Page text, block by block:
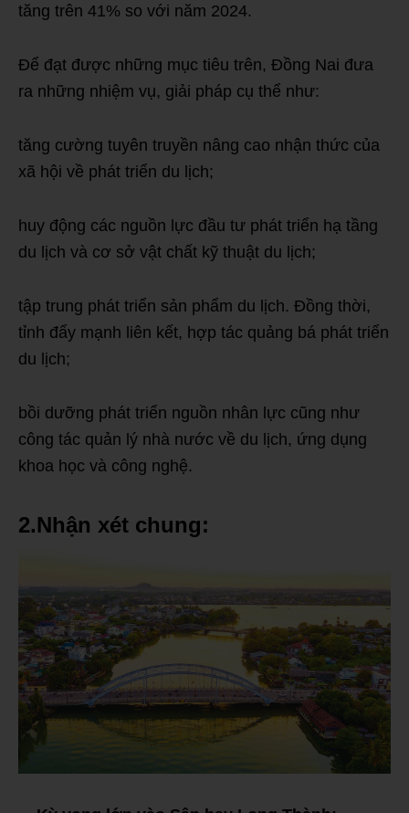
tăng trên 41% so với năm 2024.
Để đạt được những mục tiêu trên, Đồng Nai đưa
ra những nhiệm vụ, giải pháp cụ thể như:
tăng cường tuyên truyền nâng cao nhận thức của
xã hội về phát triển du lịch;
huy động các nguồn lực đầu tư phát triển hạ tầng
du lịch và cơ sở vật chất kỹ thuật du lịch;
tập trung phát triển sản phẩm du lịch. Đồng thời,
tỉnh đẩy mạnh liên kết, hợp tác quảng bá phát triển
du lịch;
bồi dưỡng phát triển nguồn nhân lực cũng như
công tác quản lý nhà nước về du lịch, ứng dụng
khoa học và công nghệ.
2.Nhận xét chung: